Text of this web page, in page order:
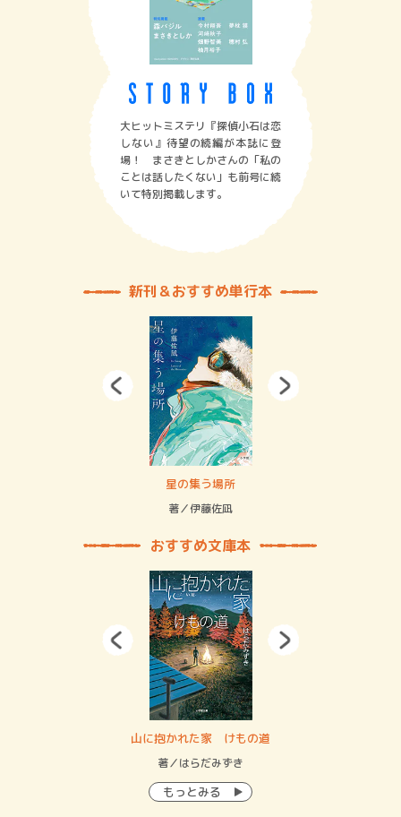
大ヒットミステリ『探偵小石は恋
しない』待望の続編が本誌に登
場！ まさきとしかさんの「私の
ことは話したくない」も前号に続
いて特別掲載します。
新刊＆おすすめ単行本
星の集う場所
著／伊藤佐凪
おすすめ文庫本
山に抱かれた家 けもの道
著／はらだみずき
もっとみる